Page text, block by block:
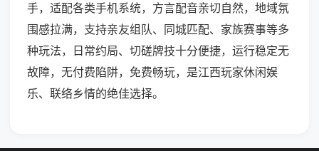
手，适配各类手机系统，方言配音亲切自然，地域氛
围感拉满，支持亲友组队、同城匹配、家族赛事等多
种玩法，日常约局、切磋牌技十分便捷，运行稳定无
故障，无付费陷阱，免费畅玩，是江西玩家休闲娱
乐、联络乡情的绝佳选择。